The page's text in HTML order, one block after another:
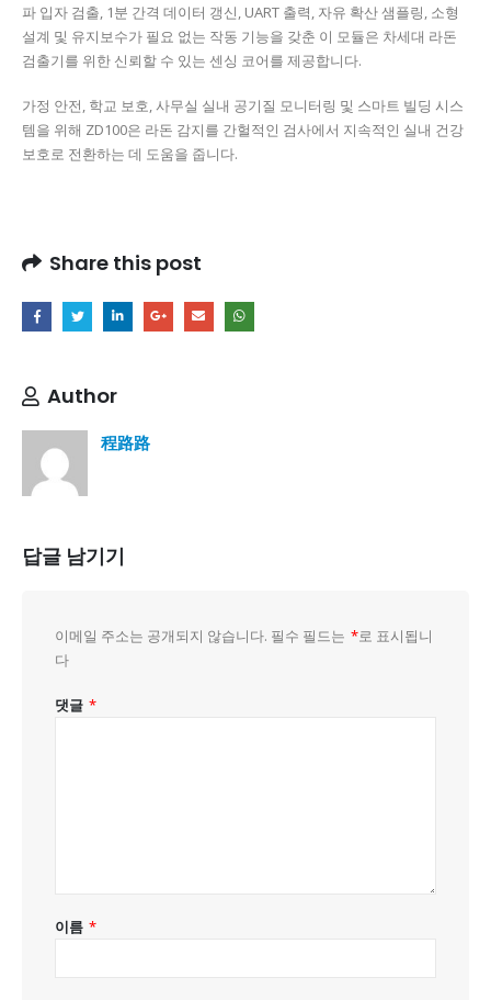
파 입자 검출, 1분 간격 데이터 갱신, UART 출력, 자유 확산 샘플링, 소형
설계 및 유지보수가 필요 없는 작동 기능을 갖춘 이 모듈은 차세대 라돈
검출기를 위한 신뢰할 수 있는 센싱 코어를 제공합니다.
가정 안전, 학교 보호, 사무실 실내 공기질 모니터링 및 스마트 빌딩 시스
템을 위해 ZD100은 라돈 감지를 간헐적인 검사에서 지속적인 실내 건강
보호로 전환하는 데 도움을 줍니다.
Share this post
Author
程路路
답글 남기기
이메일 주소는 공개되지 않습니다. 필수 필드는 *로 표시됩니
다
댓글 *
이름 *